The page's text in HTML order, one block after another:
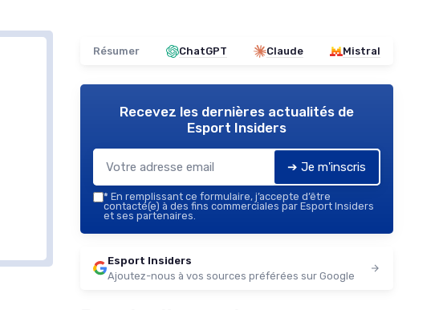
Résumer ChatGPT Claude Mistral
Recevez les dernières actualités de
Esport Insiders
➔ Je m'inscris
* En remplissant ce formulaire, j’accepte d’être
contacté(e) à des fins commerciales par Esport Insiders
et ses partenaires.
Esport Insiders
Ajoutez-nous à vos sources préférées sur Google